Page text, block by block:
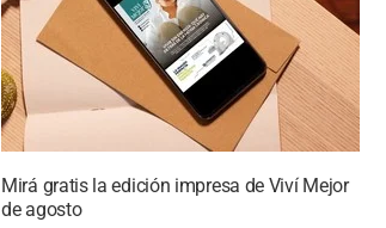
Mirá gratis la edición impresa de Viví Mejor
de agosto